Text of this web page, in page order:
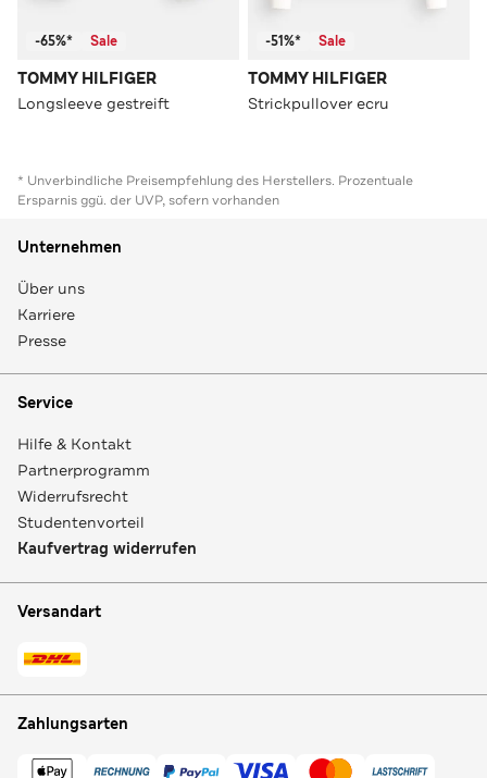
-65%* Sale
TOMMY HILFIGER
Longsleeve gestreift
-51%* Sale
TOMMY HILFIGER
Strickpullover ecru
* Unverbindliche Preisempfehlung des Herstellers. Prozentuale
Ersparnis ggü. der UVP, sofern vorhanden
Unternehmen
Über uns
Karriere
Presse
Service
Hilfe & Kontakt
Partnerprogramm
Widerrufsrecht
Studentenvorteil
Kaufvertrag widerrufen
Versandart
Zahlungsarten